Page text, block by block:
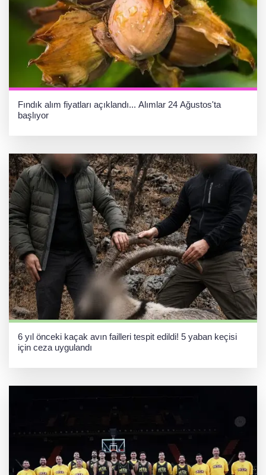
Fındık alım fiyatları açıklandı... Alımlar 24 Ağustos'ta
başlıyor
6 yıl önceki kaçak avın failleri tespit edildi! 5 yaban keçisi
için ceza uygulandı